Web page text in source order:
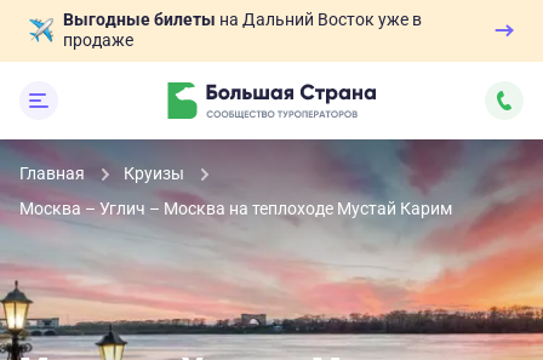
Выгодные билеты на Дальний Восток уже в
продаже
Главная
Круизы
Москва – Углич – Москва на теплоходе Мустай Карим